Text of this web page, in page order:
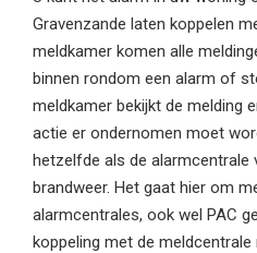
Gravenzande laten koppelen
meldkamer komen alle
binnen rondom een alarm of
meldkamer bekijkt de melding
actie er ondernomen moet
hetzelfde als de alarmcentrale
brandweer. Het gaat hier om
alarmcentrales, ook wel PAC
koppeling met de meldcentrale